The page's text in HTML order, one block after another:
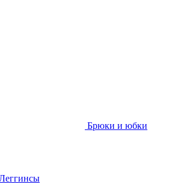
Брюки и юбки